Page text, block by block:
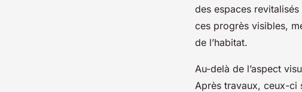
des espaces
ces progrès visibles,
de l’habitat.
Au-delà de l’aspect
Après travaux, ceux-ci